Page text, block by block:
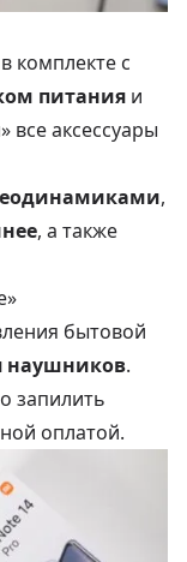
комплекте с
питания и
все аксессуары
,
, а также
бытовой
наушников.
запилить
оплатой.